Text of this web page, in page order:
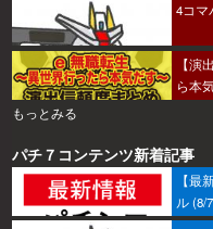
4コ
【演
ら本
もっとみる
パチ７コンテンツ新着記事
【最
ル (8/